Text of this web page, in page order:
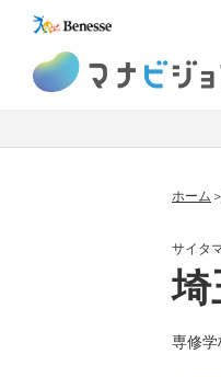
ホーム
サイタ
埼
専修